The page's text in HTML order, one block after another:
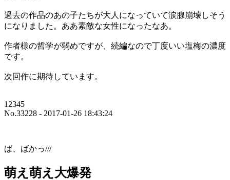
過去の作品のあの子たちが大人になっていて涙腺崩壊しそう
になりました。ああ素敵な女性になったなあ。
作者様の哲学が弱めですが、続編なので丁度いい塩梅の濃度
です。
次回作に期待しています。
12345
No.33228 - 2017-01-26 18:43:24
ば、ばかっ///
萌え萌え大爆発